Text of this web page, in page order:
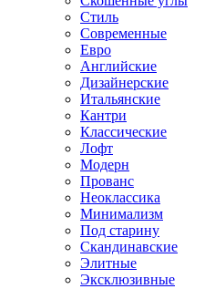
Стиль
Современные
Евро
Английские
Дизайнерские
Итальянские
Кантри
Классические
Лофт
Модерн
Прованс
Неоклассика
Минимализм
Под старину
Скандинавские
Элитные
Эксклюзивные